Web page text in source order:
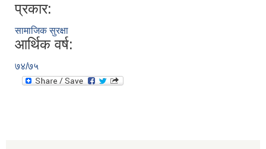
प्रकार:
सामाजिक सुरक्षा
आर्थिक वर्ष:
७४/७५